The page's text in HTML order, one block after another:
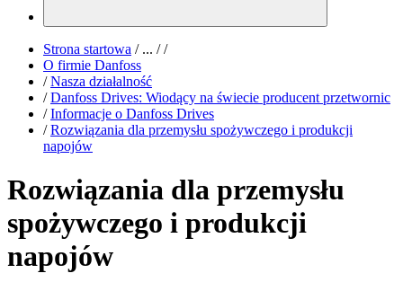
Strona startowa /... / /
O firmie Danfoss
/ Nasza działalność
/ Danfoss Drives: Wiodący na świecie producent przetwornic
/ Informacje o Danfoss Drives
/ Rozwiązania dla przemysłu spożywczego i produkcji
napojów
Rozwiązania dla przemysłu
spożywczego i produkcji
napojów